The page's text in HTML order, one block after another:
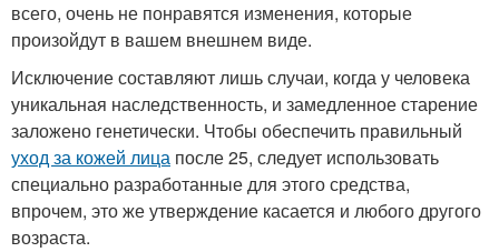
всего, очень не понравятся изменения, которые
произойдут в вашем внешнем виде.
Исключение составляют лишь случаи, когда у человека
уникальная наследственность, и замедленное старение
заложено генетически. Чтобы обеспечить правильный
уход за кожей лица после 25, следует использовать
специально разработанные для этого средства,
впрочем, это же утверждение касается и любого другого
возраста.